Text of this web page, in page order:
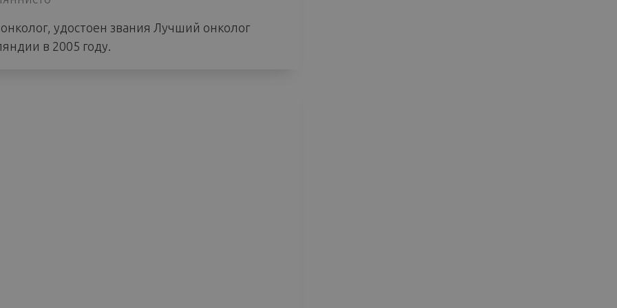
удостоен звания Лучший онколог
в 2005 году.